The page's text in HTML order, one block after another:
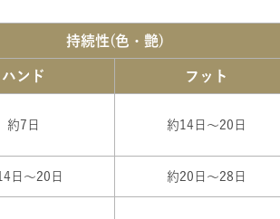
持続性(色・艶)
ハンド フット
約7日 約14日～20日
日～20日 約20日～28日